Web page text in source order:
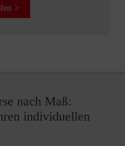
>
nach Maß:
individuellen